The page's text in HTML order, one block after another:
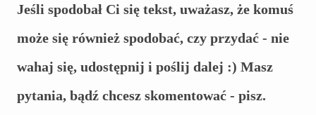
Jeśli spodobał Ci się tekst, uważasz, że komuś
może się również spodobać, czy przydać - nie
wahaj się, udostępnij i poślij dalej :) Masz
pytania, bądź chcesz skomentować - pisz.